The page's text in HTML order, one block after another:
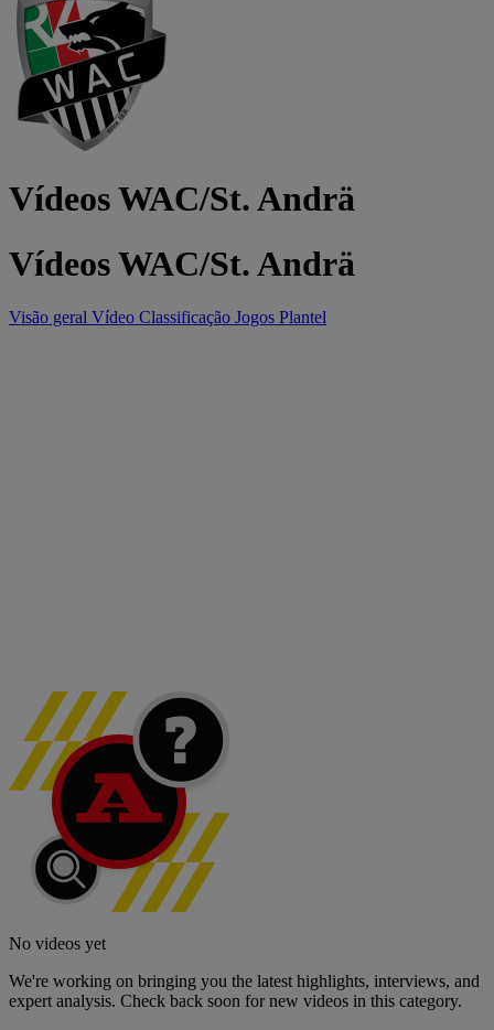
Vídeos WAC/St. Andrä
Vídeos WAC/St. Andrä
Visão geral Vídeo Classificação Jogos Plantel
No videos yet
We're working on bringing you the latest highlights, interviews, and
expert analysis. Check back soon for new videos in this category.